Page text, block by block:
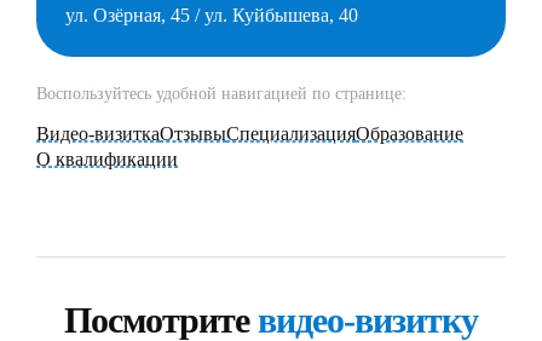
ул. Озёрная, 45 / ул. Куйбышева, 40
Воспользуйтесь удобной навигацией по странице:
Видео-визиткаОтзывыСпециализацияОбразование
О квалификации
Посмотритевидео-визитку